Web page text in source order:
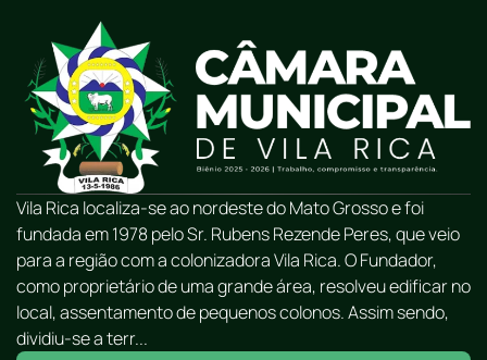
Vila Rica localiza-se ao nordeste do Mato Grosso e foi
fundada em 1978 pelo Sr. Rubens Rezende Peres, que veio
para a região com a colonizadora Vila Rica. O Fundador,
como proprietário de uma grande área, resolveu edificar no
local, assentamento de pequenos colonos. Assim sendo,
dividiu-se a terr...